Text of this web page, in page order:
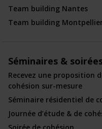
Team building Nantes
Team building
Séminaires &
Recevez une proposition
cohésion sur-mesure
Séminaire résidentiel de
Journée d’étude & de